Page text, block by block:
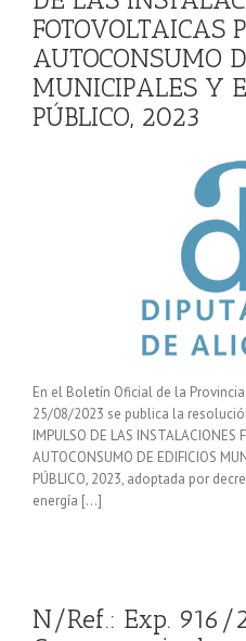
FOTOVOLTAICAS
AUTOCONSUMO
MUNICIPALES Y
PÚBLICO, 2023
En el Boletín Oficial de la
25/08/2023 se publica la resolución
IMPULSO DE LAS INSTALACIONES
AUTOCONSUMO DE EDIFICIOS
PÚBLICO, 2023, adoptada por
energía […]
N/Ref.: Exp. 916/